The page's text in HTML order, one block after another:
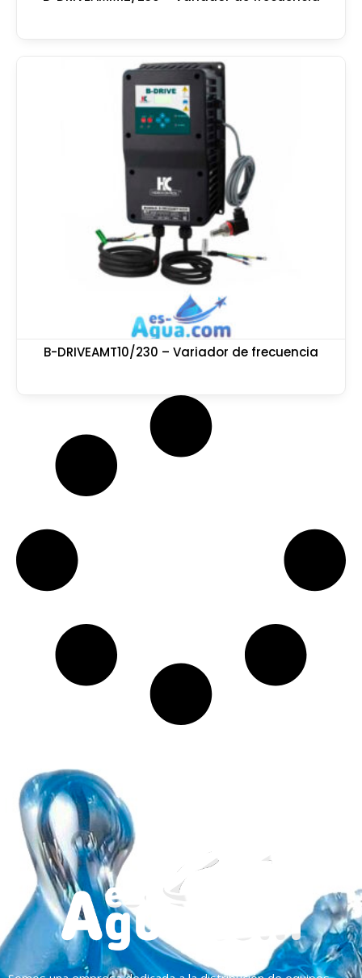
B-DRIVEAMT10/230 – Variador de frecuencia